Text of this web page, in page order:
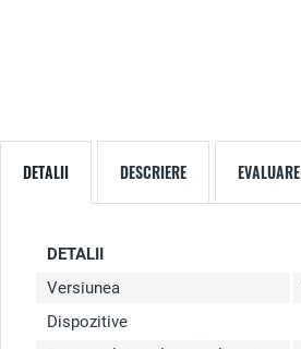
DETALII DESCRIERE EVALUARE
DETALII
Versiunea
Dispozitive